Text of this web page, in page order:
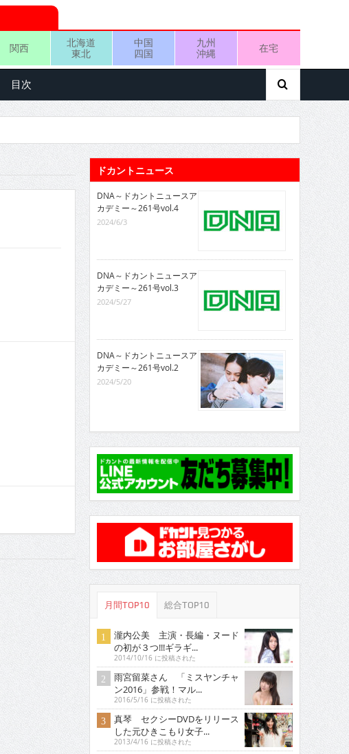
関西
北海道
東北
中国
四国
九州
沖縄
在宅
目次
ドカントニュース
DNA～ドカントニュースア
カデミー～261号vol.4
2024/6/3
DNA～ドカントニュースア
カデミー～261号vol.3
2024/5/27
DNA～ドカントニュースア
カデミー～261号vol.2
2024/5/20
月間TOP10 総合TOP10
瀧内公美 主演・長編・ヌード
の初が３つ!!!ギラギ...
2014/10/16 に投稿された
雨宮留菜さん 「ミスヤンチャ
ン2016」参戦！マル...
2016/5/16 に投稿された
真琴 セクシーDVDをリリース
した元ひきこもり女子...
2013/4/16 に投稿された